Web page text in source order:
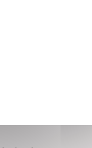
Saarbrücken
Buci-